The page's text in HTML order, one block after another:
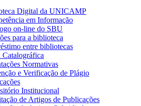
Digital da UNICAMP
em Informação
on-line do SBU
para a biblioteca
entre bibliotecas
Catalográfica
Normativas
e Verificação de Plágio
Institucional
de Artigos de Publicações